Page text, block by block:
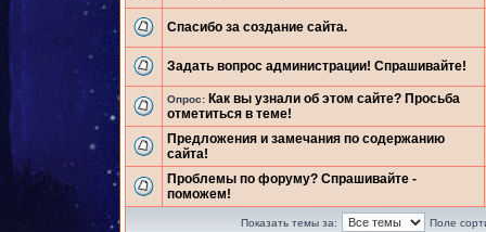
Спасибо за создание сайта.
Задать вопрос администрации! Спрашивайте!
Опрос: Как вы узнали об этом сайте? Просьба
отметиться в теме!
Предложения и замечания по содержанию
сайта!
Проблемы по форуму? Спрашивайте -
поможем!
Показать темы за: Поле